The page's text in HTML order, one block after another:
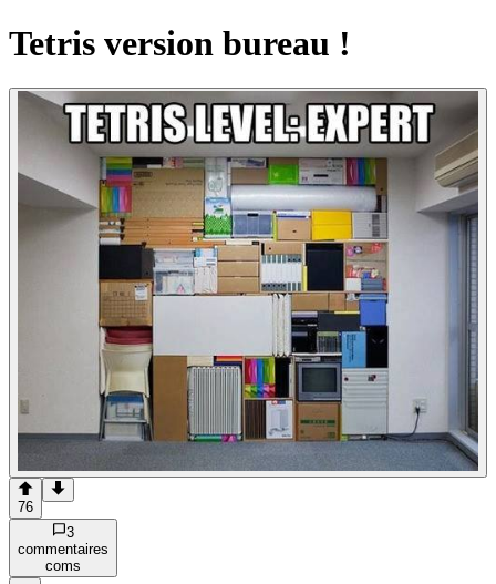
Tetris version bureau !
76
3
commentaires
coms